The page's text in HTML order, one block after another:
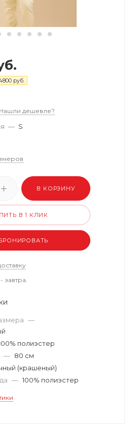
руб.
Нашли дешевле?
— S
В КОРЗИНУ
В 1 КЛИК
завтра.
—
полиэстер
— 80 см
(крашеный)
— 100% полиэстер